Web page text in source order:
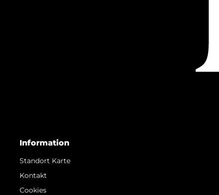
Information
Standort Karte
Kontakt
Cookies